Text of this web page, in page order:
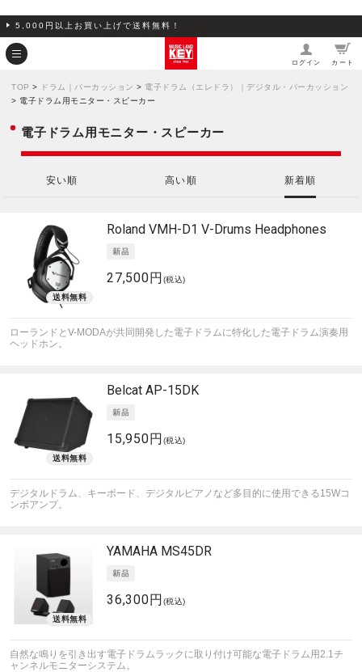
5,000円以上お買い上げで送料無料！
ログイン カート
TOP > ドラム｜パーカッション > 電子ドラム（エレドラ）｜デジタル・パーカッション
> 電子ドラム用モニター・スピーカー
電子ドラム用モニター・スピーカー
安い順 高い順 新着順
Roland VMH-D1 V-Drums Headphones
27,500円 (税込)
ローランドとV-MODAが共同開発した電子ドラムに特化した電子ドラム演奏用
ヘッドホン。
Belcat AP-15DK
15,950円 (税込)
デジタルドラム、キーボード、デジタルピアノなど多目的に使用できる15Wコ
ンボアンプ。
YAMAHA MS45DR
36,300円 (税込)
自然な鳴りを引き出す電子ドラムラックに取り付け可能な電子ドラム用2.1チ
ャンネルモニターシステム。